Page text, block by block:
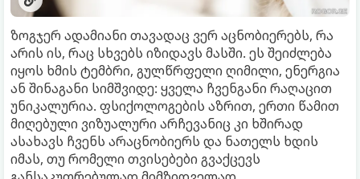
ზოგჯერ ადამიანი თავადაც ვერ აცნობიერებს, რა
არის ის, რაც სხვებს იზიდავს მასში. ეს შეიძლება
იყოს ხმის ტემბრი, გულწრფელი ღიმილი, ენერგია
ან შინაგანი სიმშვიდე: ყველა ჩვენგანი რაღაცით
უნიკალურია. ფსიქოლოგების აზრით, ერთი წამით
მიღებული ვიზუალური არჩევანიც კი ხშირად
ასახავს ჩვენს არაცნობიერს და ნათელს ხდის
იმას, თუ რომელი თვისებები გვაქცევს